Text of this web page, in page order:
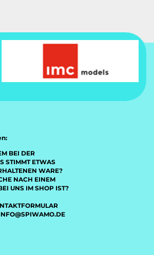
BEI DER
STIMMT ETWAS
WARE?
NACH EINEM
UNS IM SHOP IST?